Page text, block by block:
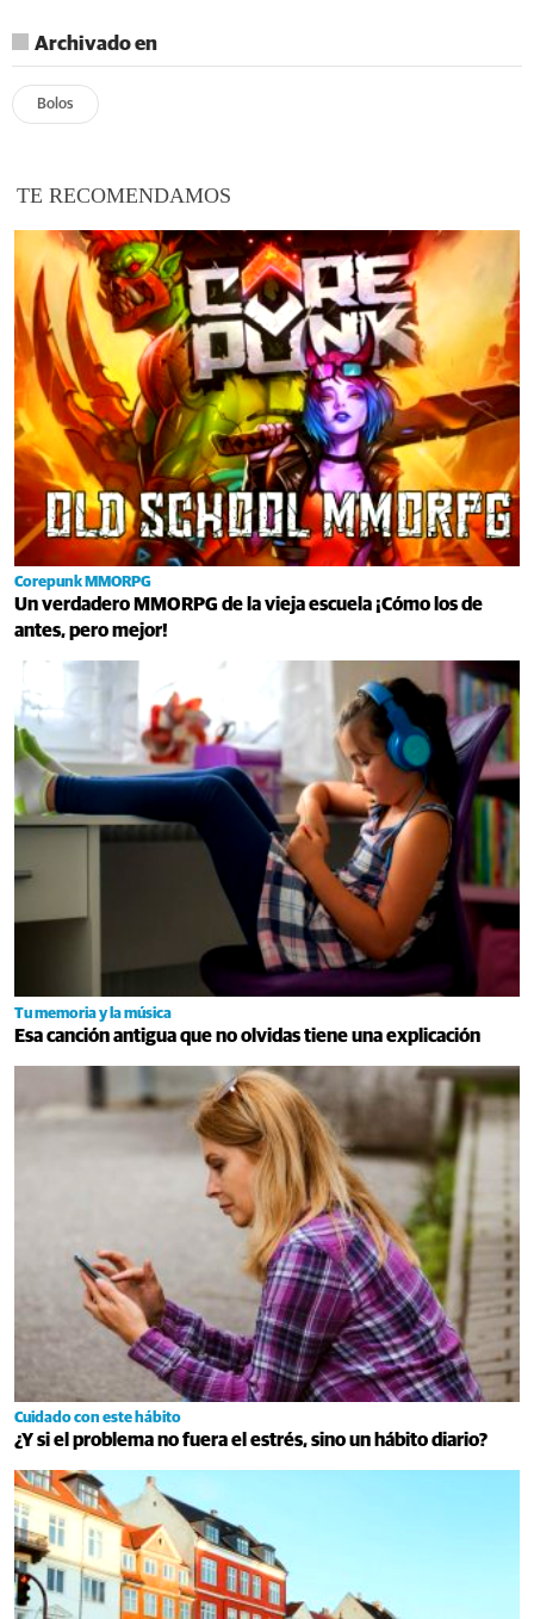
Archivado en
Bolos
TE RECOMENDAMOS
Corepunk MMORPG
Un verdadero MMORPG de la vieja escuela ¡Cómo los de
antes, pero mejor!
Tu memoria y la música
Esa canción antigua que no olvidas tiene una explicación
Cuidado con este hábito
¿Y si el problema no fuera el estrés, sino un hábito diario?